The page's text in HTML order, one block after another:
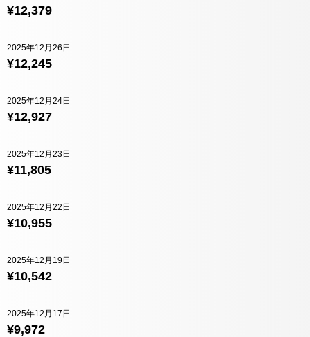
¥12,379
¥12,245
2025年12月26日
¥12,927
2025年12月24日
¥11,805
2025年12月23日
¥10,955
2025年12月22日
¥10,542
2025年12月19日
¥9,972
2025年12月17日